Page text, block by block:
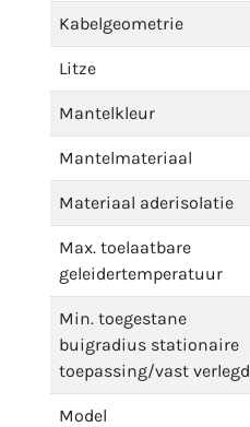
Kabelgeometrie
Litze
Mantelkleur
Mantelmateriaal
Materiaal aderisolatie
Max. toelaatbare
geleidertemperatuur
Min. toegestane
buigradius stationaire
toepassing/vast verlegd
Model